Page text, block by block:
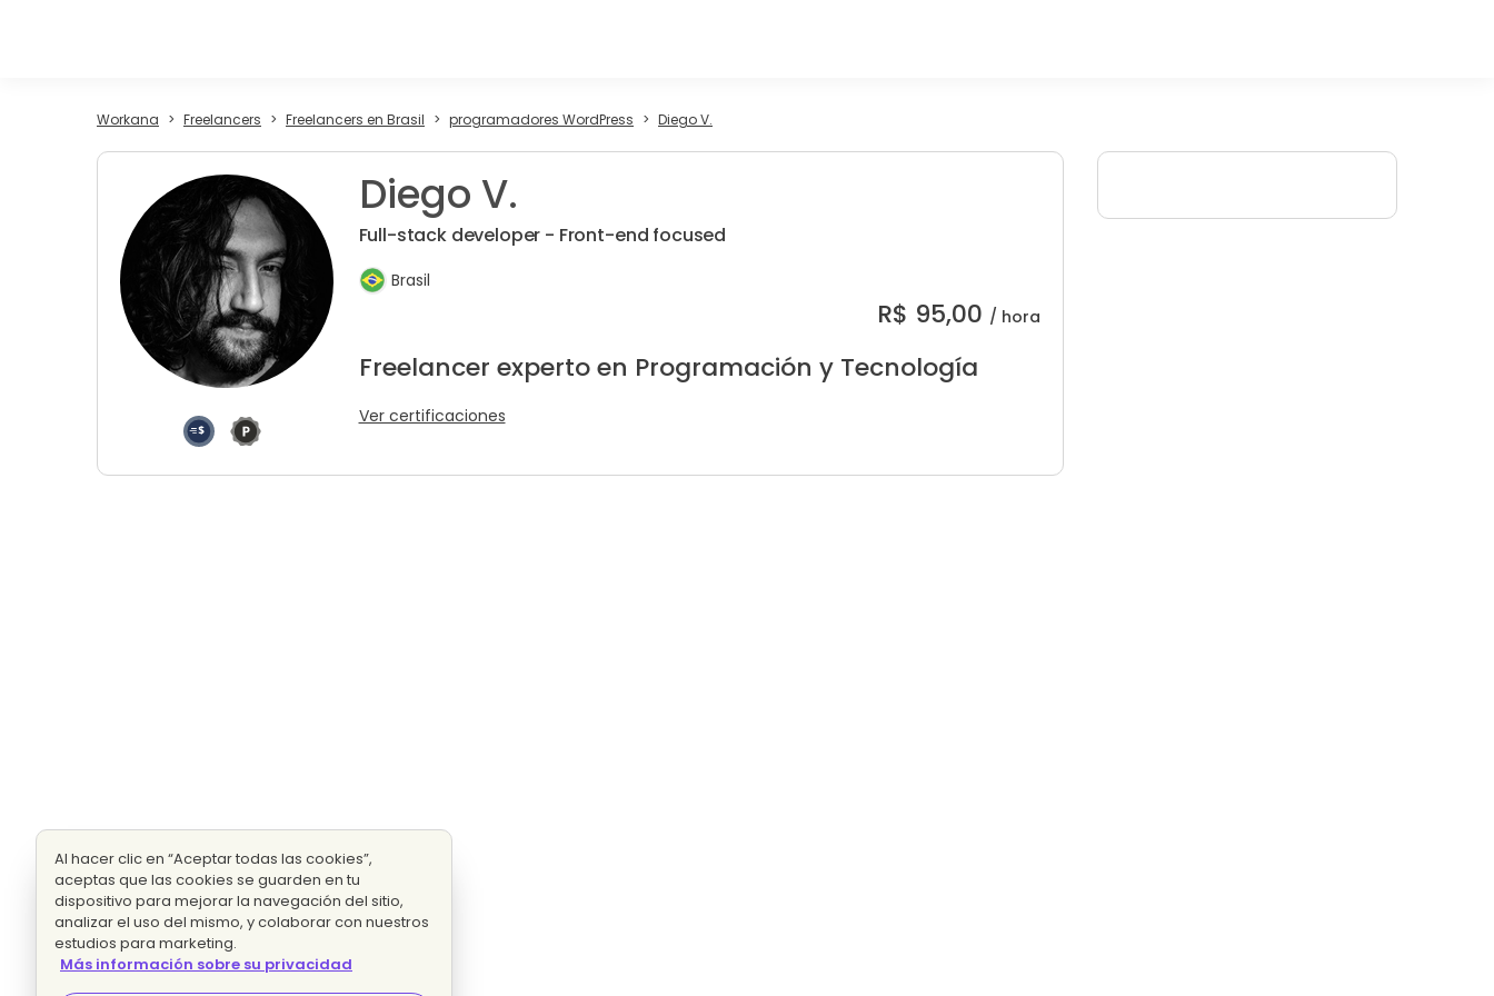
Workana Freelancers Freelancers en Brasil programadores WordPress Diego V.
Diego V.
Full-stack developer - Front-end focused
Brasil
R$ 95,00 / hora
Freelancer experto en Programación y Tecnología
Ver certificaciones
Al hacer clic en “Aceptar todas las cookies”,
aceptas que las cookies se guarden en tu
dispositivo para mejorar la navegación del sitio,
analizar el uso del mismo, y colaborar con nuestros
estudios para marketing.
Más información sobre su privacidad